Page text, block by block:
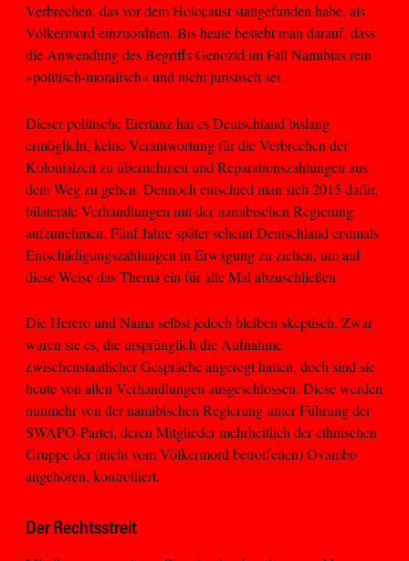
Verbrechen, das vor dem Holocaust stattgefunden habe, als
Völkermord einzuordnen. Bis heute besteht man darauf, dass
die Anwendung des Begriffs Genozid im Fall Namibias rein
»politisch-moralisch« und nicht juristisch sei.
Dieser politische Eiertanz hat es Deutschland bislang
ermöglicht, keine Verantwortung für die Verbrechen der
Kolonialzeit zu übernehmen und Reparationszahlungen aus
dem Weg zu gehen. Dennoch entschied man sich 2015 dafür,
bilaterale Verhandlungen mit der namibischen Regierung
aufzunehmen. Fünf Jahre später scheint Deutschland erstmals
Entschädigungszahlungen in Erwägung zu ziehen, um auf
diese Weise das Thema ein für alle Mal abzuschließen.
Die Herero und Nama selbst jedoch bleiben skeptisch. Zwar
waren sie es, die ursprünglich die Aufnahme
zwischenstaatlicher Gespräche angeregt hatten, doch sind sie
heute von allen Verhandlungen ausgeschlossen. Diese werden
nunmehr von der namibischen Regierung unter Führung der
SWAPO-Partei, deren Mitglieder mehrheitlich der ethnischen
Gruppe der (nicht vom Völkermord betroffenen) Ovambo
angehören, kontrolliert.
Der Rechtsstreit